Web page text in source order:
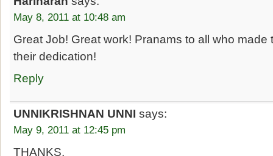
May 8, 2011 at 10:48 am
Great Job! Great work! Pranams to all who
their dedication!
Reply
UNNIKRISHNAN UNNI says:
May 9, 2011 at 12:45 pm
THANKS,